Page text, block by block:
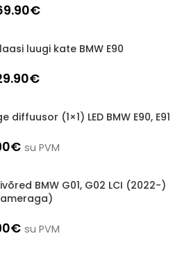
€
luugi kate BMW E90
€
(1×1) LED BMW E90, E91
€ su PVM
BMW G01, G02 LCI (2022-)
€ su PVM